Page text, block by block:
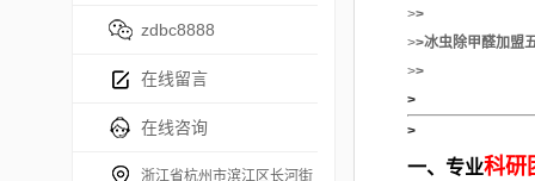
zdbc8888
在线留言
在线咨询
浙江省杭州市滨江区长河街
>>
>>冰虫除甲醛加盟
>>
>
>
一、专业科研